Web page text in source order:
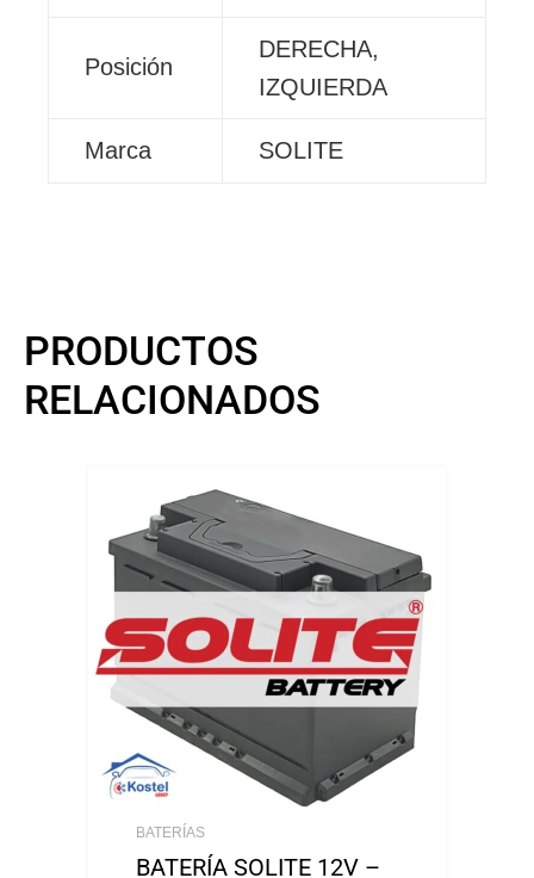
Posición
DERECHA,
IZQUIERDA
Marca SOLITE
PRODUCTOS
RELACIONADOS
BATERÍAS
BATERÍA SOLITE 12V –